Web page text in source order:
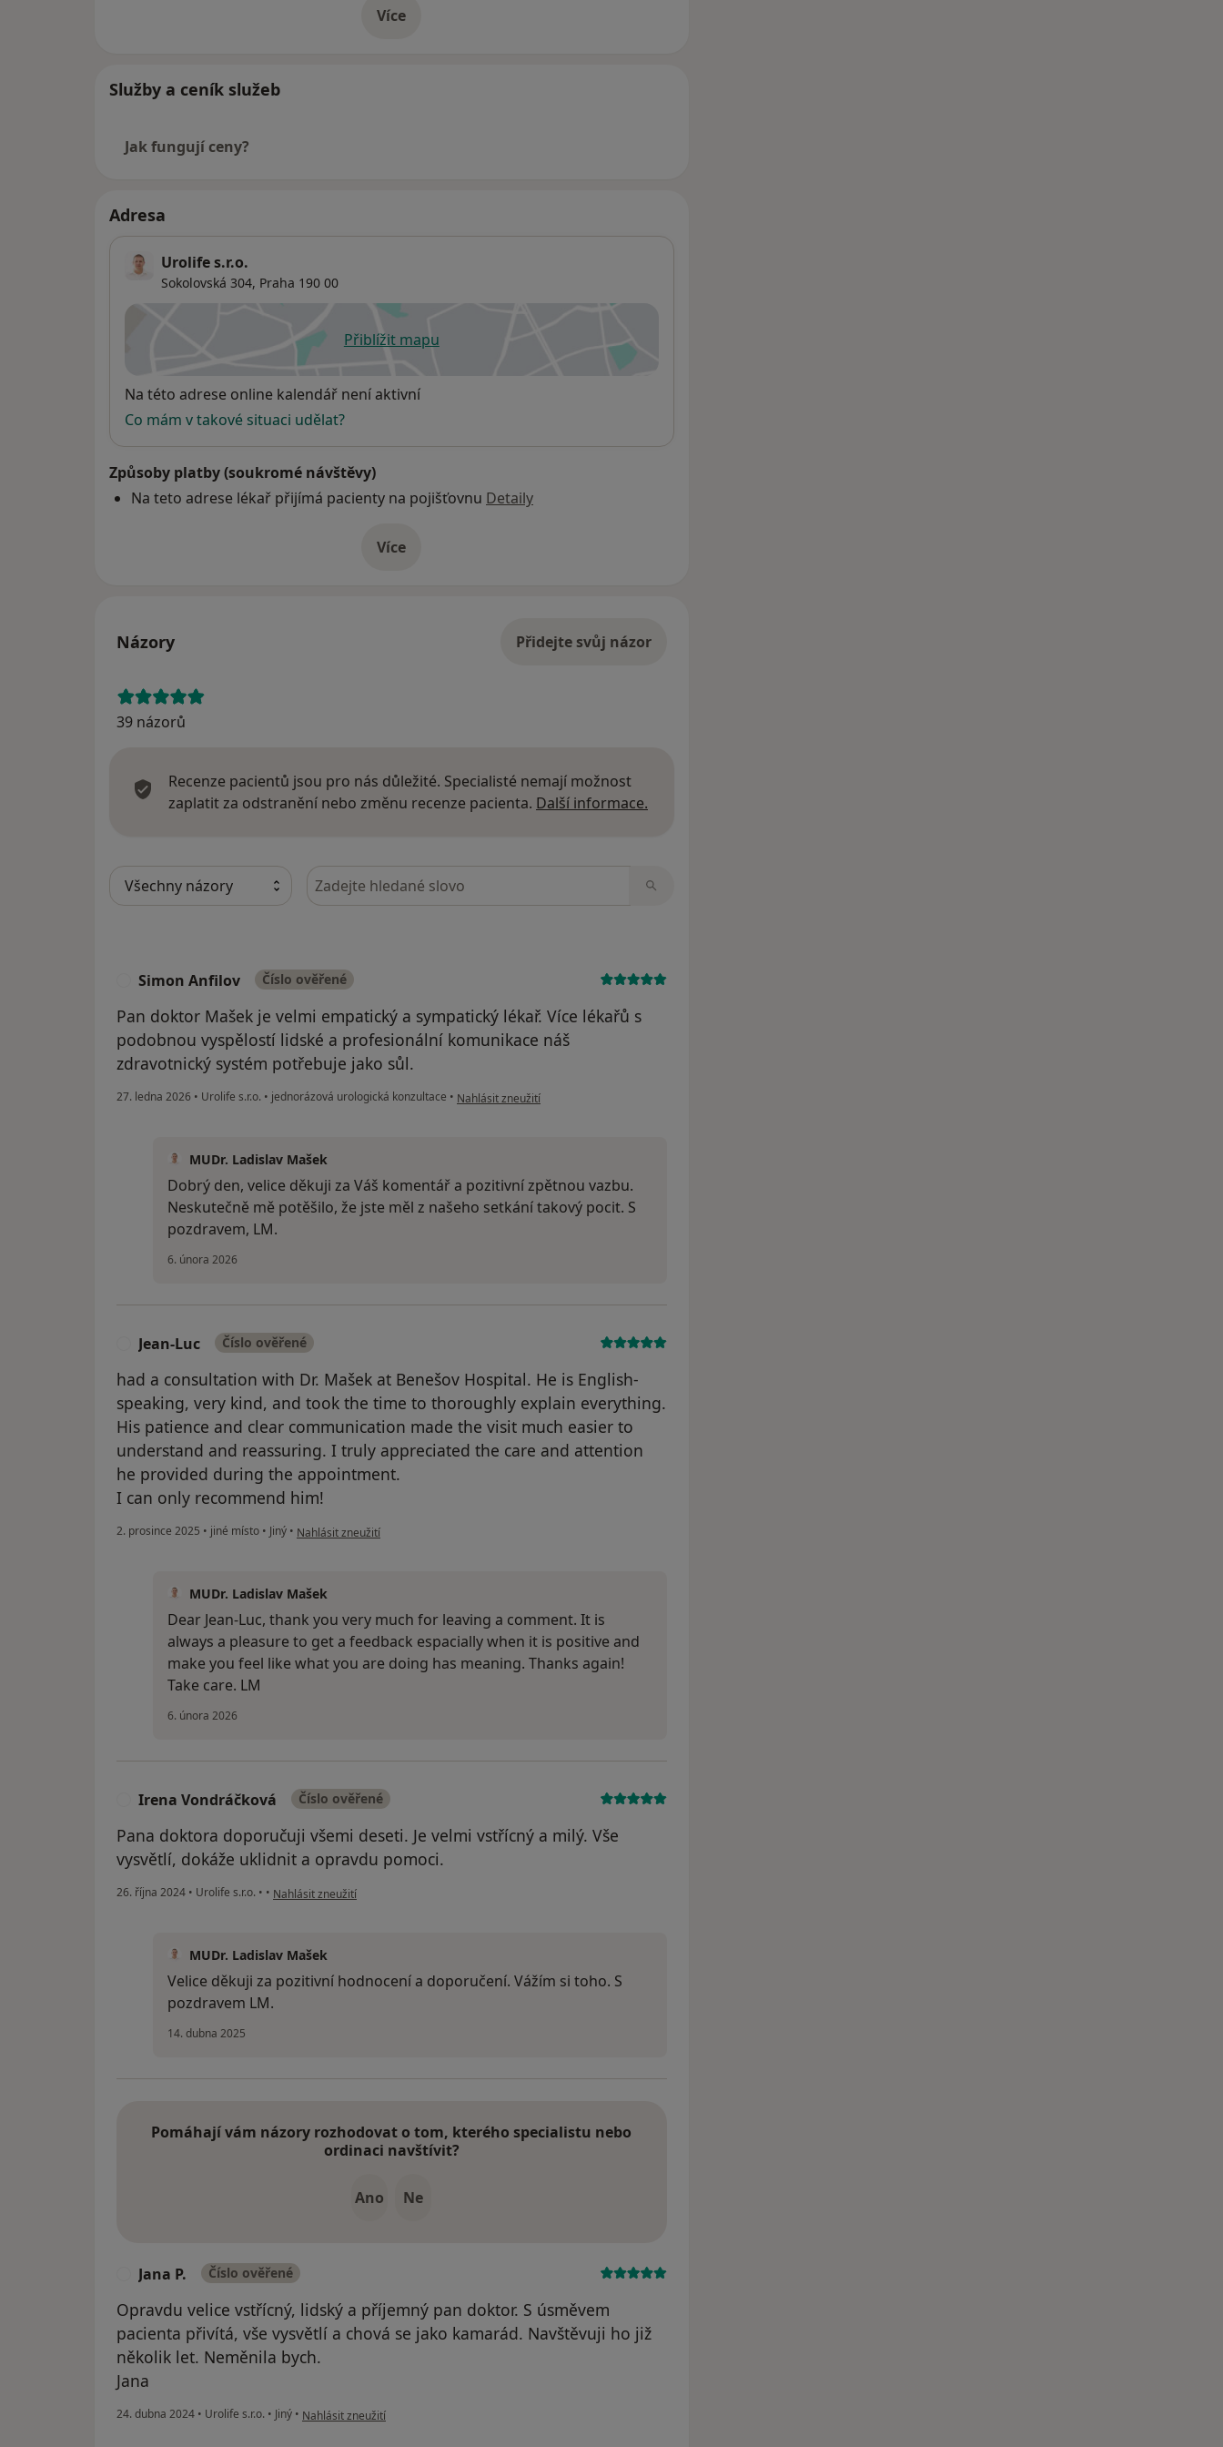
Víceo zkušenostech
Služby a ceník služeb
Jak fungují ceny?
Adresa
Urolife s.r.o.
Sokolovská 304, Praha 190 00
Přiblížit mapuse otevře v nové záložce
Dostupnost
Na této adrese online kalendář není aktivní
Co mám v takové situaci udělat?
Způsoby platby (soukromé návštěvy)
Na teto adrese lékař přijímá pacienty na pojišťovnu Detaily
Víceo adrese
Názory Přidejte svůj názor
39 názorů
Recenze pacientů jsou pro nás důležité. Specialisté nemají možnost
zaplatit za odstranění nebo změnu recenze pacienta. Další informace.
Hledejte v názorech
Simon Anfilov Číslo ověřené
Pan doktor Mašek je velmi empatický a sympatický lékař. Více lékařů s
podobnou vyspělostí lidské a profesionální komunikace náš
zdravotnický systém potřebuje jako sůl.
27. ledna 2026 • Urolife s.r.o. • jednorázová urologická konzultace • podle názoru uživatele Simon Anfilov
Nahlásit zneužití
MUDr. Ladislav Mašek
Dobrý den, velice děkuji za Váš komentář a pozitivní zpětnou vazbu.
Neskutečně mě potěšilo, že jste měl z našeho setkání takový pocit. S
pozdravem, LM.
6. února 2026
Jean-Luc Číslo ověřené
had a consultation with Dr. Mašek at Benešov Hospital. He is English-
speaking, very kind, and took the time to thoroughly explain everything.
His patience and clear communication made the visit much easier to
understand and reassuring. I truly appreciated the care and attention
he provided during the appointment.
I can only recommend him!
2. prosince 2025 • jiné místo • Jiný • podle názoru uživatele Jean-Luc
Nahlásit zneužití
MUDr. Ladislav Mašek
Dear Jean-Luc, thank you very much for leaving a comment. It is
always a pleasure to get a feedback espacially when it is positive and
make you feel like what you are doing has meaning. Thanks again!
Take care. LM
6. února 2026
Irena Vondráčková Číslo ověřené
Pana doktora doporučuji všemi deseti. Je velmi vstřícný a milý. Vše
vysvětlí, dokáže uklidnit a opravdu pomoci.
26. října 2024 • Urolife s.r.o. • • podle názoru uživatele Irena Vondráčková
Nahlásit zneužití
MUDr. Ladislav Mašek
Velice děkuji za pozitivní hodnocení a doporučení. Vážím si toho. S
pozdravem LM.
14. dubna 2025
Pomáhají vám názory rozhodovat o tom, kterého specialistu nebo
ordinaci navštívit?
Ano Ne
Jana P. Číslo ověřené
Opravdu velice vstřícný, lidský a příjemný pan doktor. S úsměvem
pacienta přivítá, vše vysvětlí a chová se jako kamarád. Navštěvuji ho již
několik let. Neměnila bych.
Jana
24. dubna 2024 • Urolife s.r.o. • Jiný • podle názoru uživatele Jana P.
Nahlásit zneužití